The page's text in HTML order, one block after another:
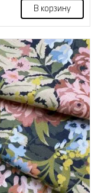
В корзину